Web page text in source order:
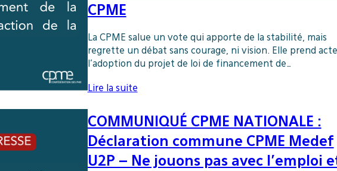
CPME
La CPME salue un vote qui apporte de la stabilité, mais
regrette un débat sans courage, ni vision. Elle prend
l’adoption du projet de loi de financement de…
Lire la suite
COMMUNIQUÉ CPME NATIONALE :
Déclaration commune CPME Medef
U2P – Ne jouons pas avec l’emploi